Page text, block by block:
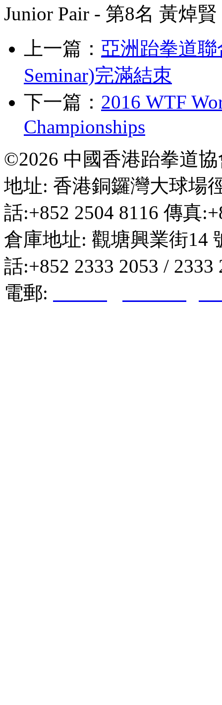
Junior Pair - 第8名 黃焯
上一篇： 亞洲跆拳道聯
Seminar)完滿結朿
下一篇： 2016 WTF
Championships
©2026 中國香港跆拳道
地址: 香港銅鑼灣大球場
話:+852 2504 8116 傳真
倉庫地址: 觀塘興業街14
話:+852 2333 2053 /
電郵: